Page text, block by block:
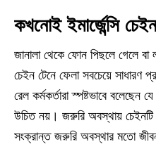
কখনোই ইমার্জেন্সি
জানালা থেকে ফোন পিছলে গেলে
চেইন টেনে ফেলা সবচেয়ে সাধারণ
রেল কর্মকর্তারা স্পষ্টভাবে
উচিত নয়। জরুরি অবস্থায় চেইনটি
সংক্রান্ত জরুরি অবস্থার মতো